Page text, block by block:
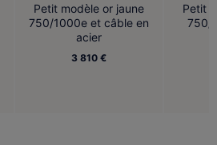
Petit modèle or jaune
750/1000e et câble en
acier
3 810 €
Petit
750/